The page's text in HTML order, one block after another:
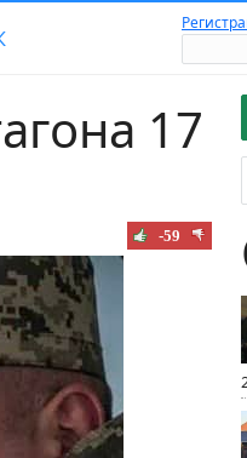
17
-59